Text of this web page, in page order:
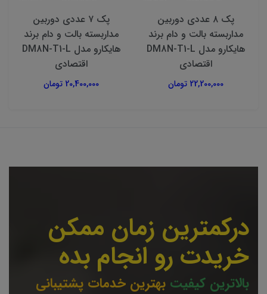
پک ۸ عددی دوربین
مداربسته بالت و دام برند
هایکارو مدل DM8N-T1-L
اقتصادی
22,200,000 تومان
پک ۷ عددی دوربین
مداربسته بالت و دام برند
هایکارو مدل DM8N-T1-L
اقتصادی
20,400,000 تومان
درکمترین زمان ممکن
خریدت رو انجام بده
بالاترین کیفیت بهترین خدمات پشتیبانی